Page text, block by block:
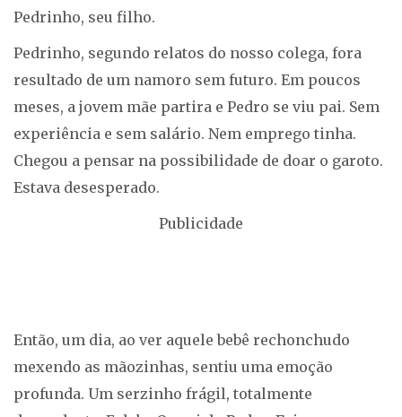
Pedrinho, seu filho.
Pedrinho, segundo relatos do nosso colega, fora
resultado de um namoro sem futuro. Em poucos
meses, a jovem mãe partira e Pedro se viu pai. Sem
experiência e sem salário. Nem emprego tinha.
Chegou a pensar na possibilidade de doar o garoto.
Estava desesperado.
Publicidade
Então, um dia, ao ver aquele bebê rechonchudo
mexendo as mãozinhas, sentiu uma emoção
profunda. Um serzinho frágil, totalmente